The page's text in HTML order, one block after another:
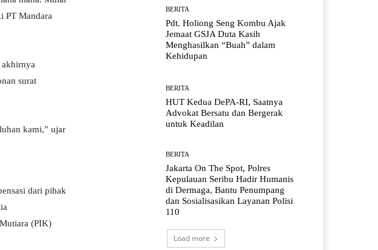
PT Mandara
surat
kami,” ujar
dari pihak
(PIK)
BERITA
Pdt. Holiong Seng Kombu Ajak
Jemaat GSJA Duta Kasih
Menghasilkan “Buah” dalam
Kehidupan
BERITA
HUT Kedua DePA-RI, Saatnya
Advokat Bersatu dan Bergerak
untuk Keadilan
BERITA
Jakarta On The Spot, Polres
Kepulauan Seribu Hadir Humanis
di Dermaga, Bantu Penumpang
dan Sosialisasikan Layanan Polisi
110
Load more